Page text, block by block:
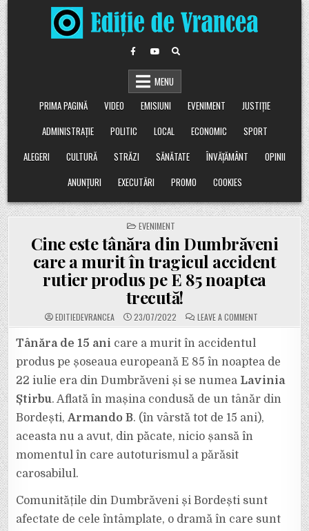
Skip
to
content
MENU
PRIMA PAGINĂ
VIDEO EMISIUNI EVENIMENT
JUSTIȚIE
ADMINISTRAȚIE
POLITIC LOCAL ECONOMIC
SPORT
ALEGERI
CULTURĂ STRĂZI SĂNĂTATE ÎNVĂȚĂMÂNT
OPINII
ANUNȚURI
EXECUTĂRI PROMO COOKIES
POSTED
IN
EVENIMENT
Cine este tânăra din Dumbrăveni
care a murit în tragicul accident
rutier produs pe E 85 noaptea
trecută!
EDITIEDEVRANCEA 23/07/2022 LEAVE A COMMENTON
CINE
DUMBRĂVENI
CARE
MURIT
TRAGICUL
RUTIER
PRODUS
Tânăra de 15 ani care a murit în accidentul
produs pe șoseaua europeană E 85 în noaptea de
22 iulie era din Dumbrăveni și se numea Lavinia
Știrbu. Aflată în mașina condusă de un tânăr din
Bordești,Armando B. (în vârstă tot de 15 ani),
aceasta nu a avut, din păcate, nicio șansă în
momentul în care autoturismul a părăsit
carosabilul.
Comunitățile din Dumbrăveni și Bordești sunt
afectate de cele întâmplate, o dramă în care sunt